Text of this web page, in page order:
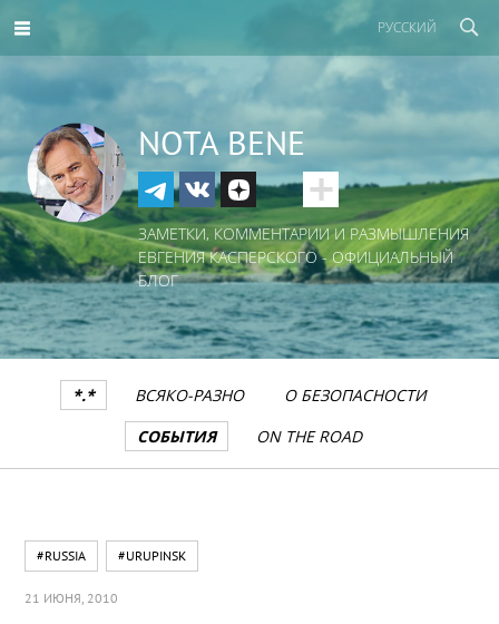
РУССКИЙ
NOTA BENE
ЗАМЕТКИ, КОММЕНТАРИИ И РАЗМЫШЛЕНИЯ
ЕВГЕНИЯ КАСПЕРСКОГО - ОФИЦИАЛЬНЫЙ
БЛОГ
*.* ВСЯКО-РАЗНО
О БЕЗОПАСНОСТИ
СОБЫТИЯ
ON THE ROAD
#RUSSIA #URUPINSK
21 ИЮНЯ, 2010